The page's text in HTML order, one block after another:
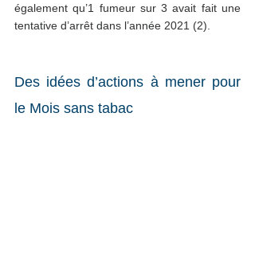
également qu’1 fumeur sur 3 avait fait une
tentative d’arrêt dans l’année 2021 (2)
Des idées d’actions à mener pour
le Mois sans tabac